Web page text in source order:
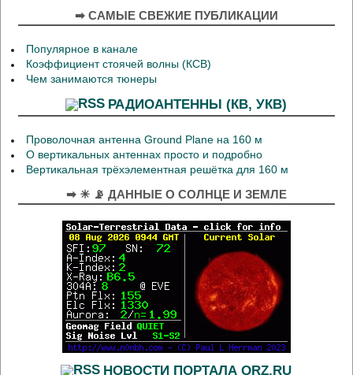
➡ САМЫЕ СВЕЖИЕ ПУБЛИКАЦИИ
Популярное в канале
Коэффициент стоячей волны (КСВ)
Чем занимаются тюнеры
РАДИОАНТЕННЫ (КВ, УКВ)
Проволочная антенна Ground Plane на 160 м
О вертикальных антеннах просто и подробно
Вертикальная трёхэлементная решётка для 160 м
➡ ☀ 📡 ДАННЫЕ О СОЛНЦЕ И ЗЕМЛЕ
НОВОСТИ ПОРТАЛА QRZ.RU